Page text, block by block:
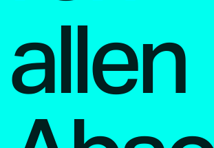
allen